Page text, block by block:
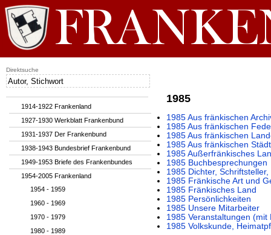
1985
1985 Aus fränkischen
1985 Aus fränkischen
1985 Aus fränkischen
1985 Aus fränkischen
1985 Außerfränkisches
1985 Buchbesprechungen
1985 Dichter,
1985 Fränkische Art und
1985 Fränkisches Land
1985 Persönlichkeiten
1985 Unsere Mitarbeiter
1985 Veranstaltungen
1985 Volkskunde,
1914-1922 Frankenland
1927-1930 Werkblatt Frankenbund
1931-1937 Der Frankenbund
1938-1943 Bundesbrief Frankenbund
1949-1953 Briefe des Frankenbundes
1954-2005 Frankenland
1954 - 1959
1960 - 1969
1970 - 1979
1980 - 1989
Direktsuche